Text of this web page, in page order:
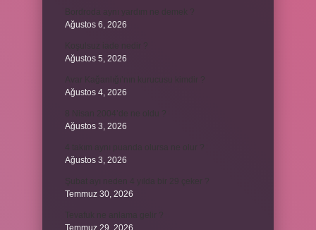
Ağustos 6, 2026
Ağustos 5, 2026
Ağustos 4, 2026
Ağustos 3, 2026
Ağustos 3, 2026
Temmuz 30, 2026
Temmuz 29, 2026